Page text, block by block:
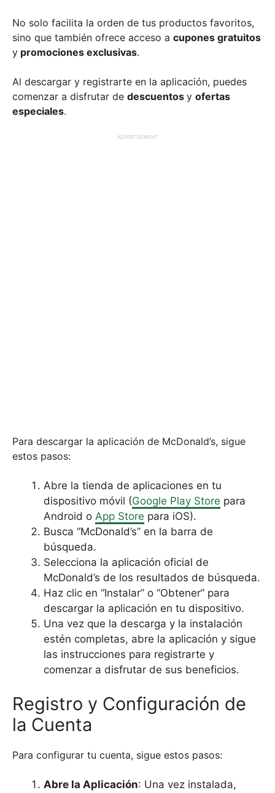
No solo facilita la orden de tus productos favoritos,
sino que también ofrece acceso a cupones gratuitos
y promociones exclusivas.
Al descargar y registrarte en la aplicación, puedes
comenzar a disfrutar de descuentos y ofertas
especiales.
ADVERTISEMENT
Para descargar la aplicación de McDonald’s, sigue
estos pasos:
Abre la tienda de aplicaciones en tu
dispositivo móvil (Google Play Store para
Android o App Store para iOS).
Busca “McDonald’s” en la barra de
búsqueda.
Selecciona la aplicación oficial de
McDonald’s de los resultados de búsqueda.
Haz clic en “Instalar” o “Obtener” para
descargar la aplicación en tu dispositivo.
Una vez que la descarga y la instalación
estén completas, abre la aplicación y sigue
las instrucciones para registrarte y
comenzar a disfrutar de sus beneficios.
Registro y Configuración de
la Cuenta
Para configurar tu cuenta, sigue estos pasos:
Abre la Aplicación: Una vez instalada,